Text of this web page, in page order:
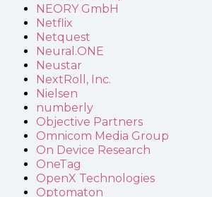
NEORY GmbH
Netflix
Netquest
Neural.ONE
Neustar
NextRoll, Inc.
Nielsen
numberly
Objective Partners
Omnicom Media Group
On Device Research
OneTag
OpenX Technologies
Optomaton